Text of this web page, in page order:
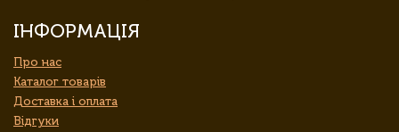
ІНФОРМАЦІЯ
Про нас
Каталог товарів
Доставка і оплата
Відгуки